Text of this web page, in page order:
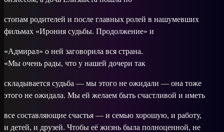
стопам родителей и после главных ролей в нашумевших
фильмах «Ирония судьбы. Продолжение» и
«Адмирал» о ней заговорила вся страна.
«Мы очень рады, что у нашей дочери так
складывается судьба — мы этого не ожидали — она тоже
этого не ожидала. Мы ей желаем быть счастливой и иметь
все составляющие счастья — и семью хорошую, и работу,
и детей, и друзей. Чтобы её жизнь была полноценной, не